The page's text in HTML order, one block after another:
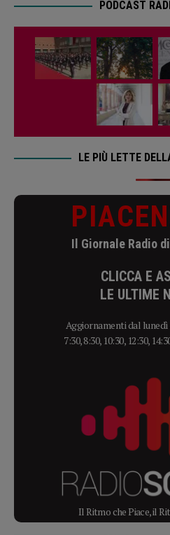
PODCAST
LE PIÙ LETTE
Il Giornale Radio
CLICCA E
LE ULTIME
Aggiornamenti dal
7:30, 8:30, 10:30, 12:30,
Il Ritmo che Piace, il